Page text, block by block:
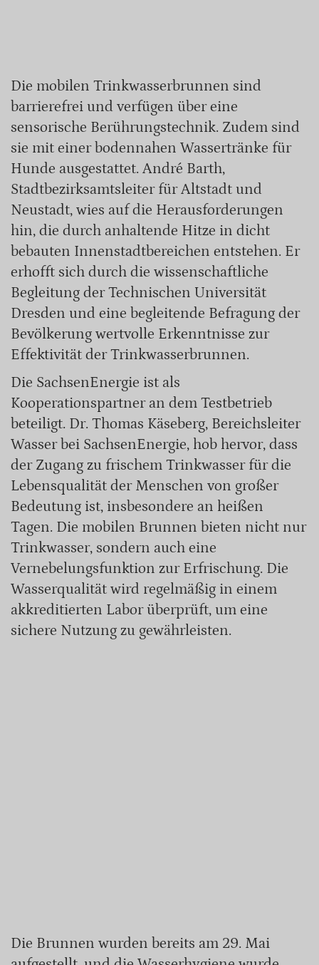
Die mobilen Trinkwasserbrunnen sind
barrierefrei und verfügen über eine
sensorische Berührungstechnik. Zudem sind
sie mit einer bodennahen Wassertränke für
Hunde ausgestattet. André Barth,
Stadtbezirksamtsleiter für Altstadt und
Neustadt, wies auf die Herausforderungen
hin, die durch anhaltende Hitze in dicht
bebauten Innenstadtbereichen entstehen. Er
erhofft sich durch die wissenschaftliche
Begleitung der Technischen Universität
Dresden und eine begleitende Befragung der
Bevölkerung wertvolle Erkenntnisse zur
Effektivität der Trinkwasserbrunnen.
Die SachsenEnergie ist als
Kooperationspartner an dem Testbetrieb
beteiligt. Dr. Thomas Käseberg, Bereichsleiter
Wasser bei SachsenEnergie, hob hervor, dass
der Zugang zu frischem Trinkwasser für die
Lebensqualität der Menschen von großer
Bedeutung ist, insbesondere an heißen
Tagen. Die mobilen Brunnen bieten nicht nur
Trinkwasser, sondern auch eine
Vernebelungsfunktion zur Erfrischung. Die
Wasserqualität wird regelmäßig in einem
akkreditierten Labor überprüft, um eine
sichere Nutzung zu gewährleisten.
Die Brunnen wurden bereits am 29. Mai